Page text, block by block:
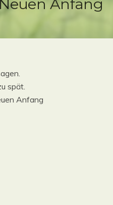
Anfang
spät.
Anfang